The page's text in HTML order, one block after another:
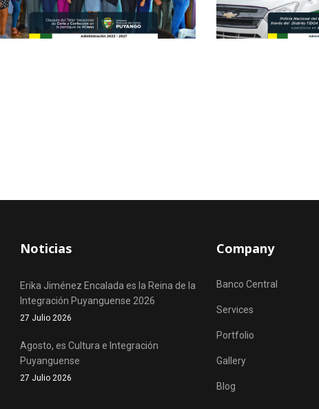
Noticias
Erika Jiménez Encalada es la Reina de la
Integración Puyanguense 2026
27 Julio 2026
Agosto, es Cultura e Integración
Puyanguense
27 Julio 2026
Company
Banco Central
Services
Portfolio
Gallery
Blog